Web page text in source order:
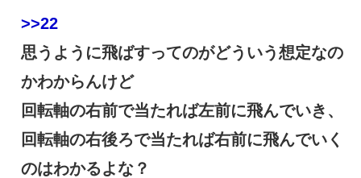
>>22
思うように飛ばすってのがどういう想定なの
かわからんけど
回転軸の右前で当たれば左前に飛んでいき、
回転軸の右後ろで当たれば右前に飛んでいく
のはわかるよな？